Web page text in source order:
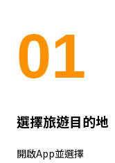
01
選擇旅遊目的地
開啟App並選擇